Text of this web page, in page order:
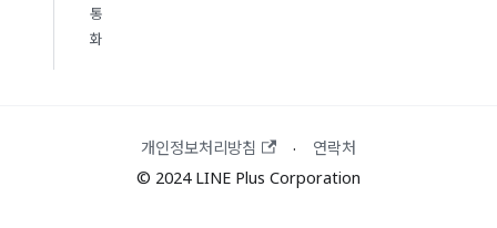
통
화
개인정보처리방침 ·
연락처
© 2024 LINE Plus Corporation